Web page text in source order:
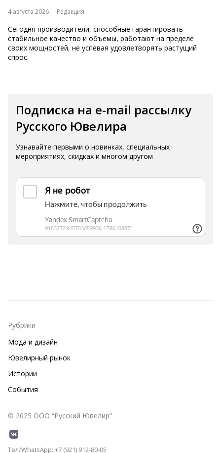
4 августа 2026 Редакция
Сегодня производители, способные гарантировать
стабильное качество и объемы, работают на пределе
своих мощностей, не успевая удовлетворять растущий
спрос.
Подписка на e-mail рассылку
Русского Ювелира
Узнавайте первыми о новинках, специальных
мероприятиях, скидках и многом другом
© 2025 ООО “Русский Ювелир”
Тел/WhatsApp: +7 (921) 912-80-05
Рубрики
Мода и дизайн
Ювелирный рынок
Истории
События